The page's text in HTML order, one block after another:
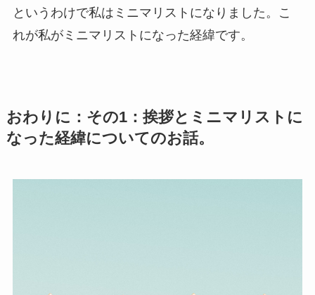
というわけで私はミニマリストになりました。こ
れが私がミニマリストになった経緯です。
おわりに：その1：挨拶とミニマリストに
なった経緯についてのお話。